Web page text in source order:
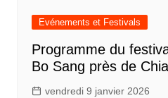
Evénements et Festivals
Programme du
Bo Sang près de
vendredi 9 janvier 2026